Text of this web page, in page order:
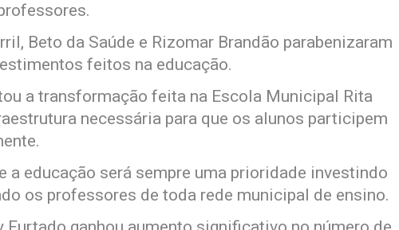
Beto da Saúde e Rizomar Brandão parabenizaram
feitos na educação.
a transformação feita na Escola Municipal Rita
necessária para que os alunos participem
a educação será sempre uma prioridade investindo
os professores de toda rede municipal de ensino.